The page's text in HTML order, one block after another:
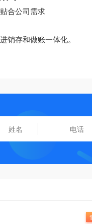
合公司需求
销存和做账一体化。